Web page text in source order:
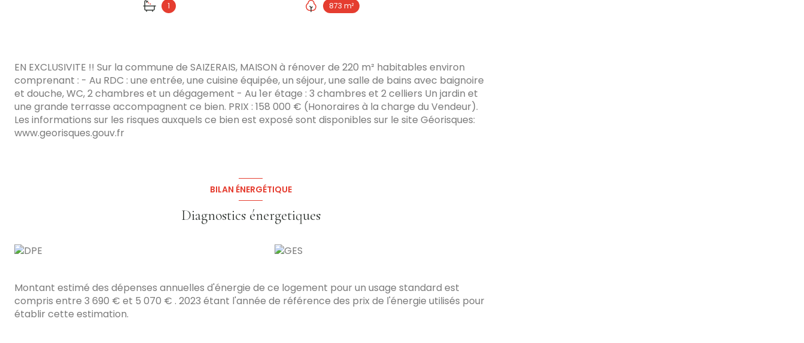
1 873 m²
EN EXCLUSIVITE !! Sur la commune de SAIZERAIS, MAISON à rénover de 220 m² habitables environ
comprenant : - Au RDC : une entrée, une cuisine équipée, un séjour, une salle de bains avec baignoire
et douche, WC, 2 chambres et un dégagement - Au 1er étage : 3 chambres et 2 celliers Un jardin et
une grande terrasse accompagnent ce bien. PRIX : 158 000 € (Honoraires à la charge du Vendeur).
Les informations sur les risques auxquels ce bien est exposé sont disponibles sur le site Géorisques:
www.georisques.gouv.fr
BILAN ÉNERGÉTIQUE
Diagnostics énergetiques
Montant estimé des dépenses annuelles d'énergie de ce logement pour un usage standard est
compris entre 3 690 € et 5 070 € . 2023 étant l'année de référence des prix de l'énergie utilisés pour
établir cette estimation.